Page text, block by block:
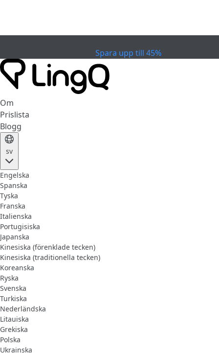
Spara upp till 45%
Om
Prislista
Blogg
sv
Engelska
Spanska
Tyska
Franska
Italienska
Portugisiska
Japanska
Kinesiska (förenklade tecken)
Kinesiska (traditionella tecken)
Koreanska
Ryska
Svenska
Turkiska
Nederländska
Litauiska
Grekiska
Polska
Ukrainska